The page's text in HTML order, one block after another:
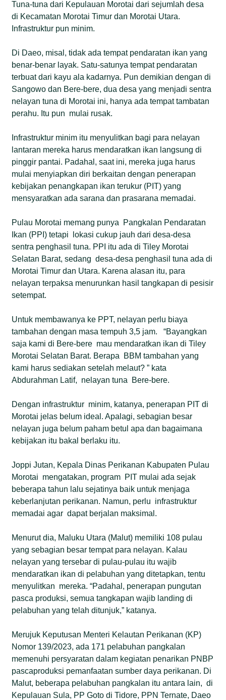
Tuna-tuna dari Kepulauan Morotai dari sejumlah desa
di Kecamatan Morotai Timur dan Morotai Utara.
Infrastruktur pun minim.
Di Daeo, misal, tidak ada tempat pendaratan ikan yang
benar-benar layak. Satu-satunya tempat pendaratan
terbuat dari kayu ala kadarnya. Pun demikian dengan di
Sangowo dan Bere-bere, dua desa yang menjadi sentra
nelayan tuna di Morotai ini, hanya ada tempat tambatan
perahu. Itu pun mulai rusak.
Infrastruktur minim itu menyulitkan bagi para nelayan
lantaran mereka harus mendaratkan ikan langsung di
pinggir pantai. Padahal, saat ini, mereka juga harus
mulai menyiapkan diri berkaitan dengan penerapan
kebijakan penangkapan ikan terukur (PIT) yang
mensyaratkan ada sarana dan prasarana memadai.
Pulau Morotai memang punya Pangkalan Pendaratan
Ikan (PPI) tetapi lokasi cukup jauh dari desa-desa
sentra penghasil tuna. PPI itu ada di Tiley Morotai
Selatan Barat, sedang desa-desa penghasil tuna ada di
Morotai Timur dan Utara. Karena alasan itu, para
nelayan terpaksa menurunkan hasil tangkapan di pesisir
setempat.
Untuk membawanya ke PPT, nelayan perlu biaya
tambahan dengan masa tempuh 3,5 jam. “Bayangkan
saja kami di Bere-bere mau mendaratkan ikan di Tiley
Morotai Selatan Barat. Berapa BBM tambahan yang
kami harus sediakan setelah melaut? ” kata
Abdurahman Latif, nelayan tuna Bere-bere.
Dengan infrastruktur minim, katanya, penerapan PIT di
Morotai jelas belum ideal. Apalagi, sebagian besar
nelayan juga belum paham betul apa dan bagaimana
kebijakan itu bakal berlaku itu.
Joppi Jutan, Kepala Dinas Perikanan Kabupaten Pulau
Morotai mengatakan, program PIT mulai ada sejak
beberapa tahun lalu sejatinya baik untuk menjaga
keberlanjutan perikanan. Namun, perlu infrastruktur
memadai agar dapat berjalan maksimal.
Menurut dia, Maluku Utara (Malut) memiliki 108 pulau
yang sebagian besar tempat para nelayan. Kalau
nelayan yang tersebar di pulau-pulau itu wajib
mendaratkan ikan di pelabuhan yang ditetapkan, tentu
menyulitkan mereka. “Padahal, penerapan pungutan
pasca produksi, semua tangkapan wajib landing di
pelabuhan yang telah ditunjuk,” katanya.
Merujuk Keputusan Menteri Kelautan Perikanan (KP)
Nomor 139/2023, ada 171 pelabuhan pangkalan
memenuhi persyaratan dalam kegiatan penarikan PNBP
pascaproduksi pemanfaatan sumber daya perikanan. Di
Malut, beberapa pelabuhan pangkalan itu antara lain, di
Kepulauan Sula, PP Goto di Tidore, PPN Ternate, Daeo